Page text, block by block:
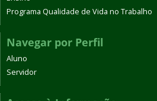
Programa Qualidade de Vida no Trabalho
Navegar por Perfil
Aluno
Servidor